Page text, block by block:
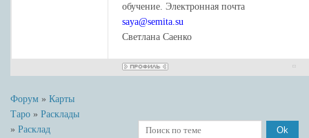
обучение. Электронная почта
saya@semita.su
Светлана Саенко
Форум » Карты
Таро » Расклады
» Расклад